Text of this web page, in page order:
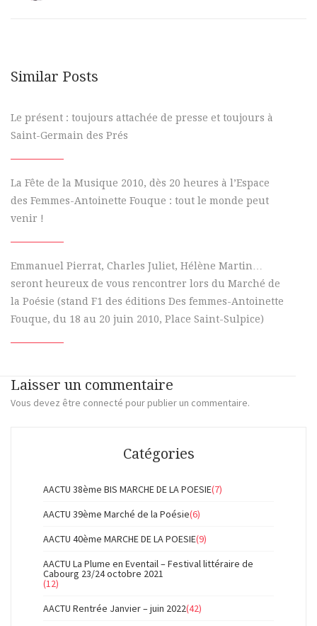
Similar Posts
Le présent : toujours attachée de presse et toujours à
Saint-Germain des Prés
La Fête de la Musique 2010, dès 20 heures à l’Espace
des Femmes-Antoinette Fouque : tout le monde peut
venir !
Emmanuel Pierrat, Charles Juliet, Hélène Martin…
seront heureux de vous rencontrer lors du Marché de
la Poésie (stand F1 des éditions Des femmes-Antoinette
Fouque, du 18 au 20 juin 2010, Place Saint-Sulpice)
Laisser un commentaire
Vous devez être connecté pour publier un commentaire.
Catégories
AACTU 38ème BIS MARCHE DE LA POESIE(7)
AACTU 39ème Marché de la Poésie(6)
AACTU 40ème MARCHE DE LA POESIE(9)
AACTU La Plume en Eventail – Festival littéraire de
Cabourg 23/24 octobre 2021
(12)
AACTU Rentrée Janvier – juin 2022(42)